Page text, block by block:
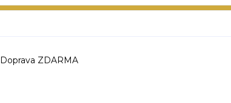
Doprava ZDARMA